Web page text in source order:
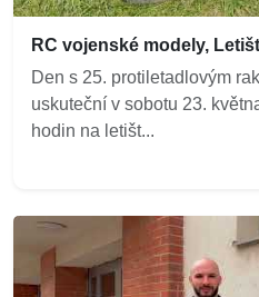
RC vojenské modely,
Den s 25. protiletadlovým
uskuteční v sobotu 23.
hodin na letišt...